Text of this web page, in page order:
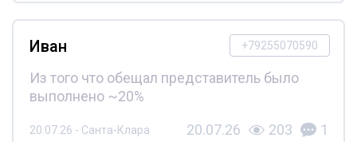
+79255070590
Иван
Из того что обещал представитель было
выполнено ~20%
20.07.26 - Санта-Клара 20.07.26 203 1